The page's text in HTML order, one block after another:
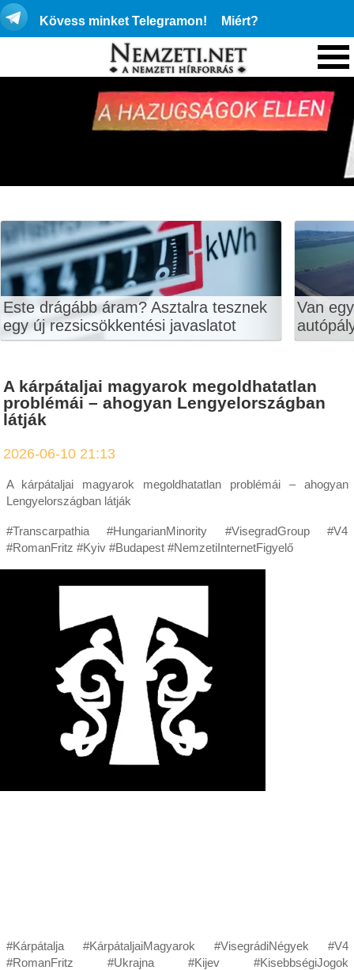
Kövess minket Telegramon! Miért?
Este drágább áram? Asztalra tesznek
egy új rezsicsökkentési javaslatot
Van
A kárpátaljai magyarok megoldhatatlan
problémái – ahogyan Lengyelországban
látják
2026-06-10 21:13
A kárpátaljai magyarok megoldhatatlan problémái – ahogyan
Lengyelországban látják
#Transcarpathia #HungarianMinority #VisegradGroup #V4
#RomanFritz #Kyiv #Budapest #NemzetiInternetFigyelő
#Kárpátalja #KárpátaljaiMagyarok #VisegrádiNégyek #V4
#RomanFritz #Ukrajna #Kijev #KisebbségiJogok